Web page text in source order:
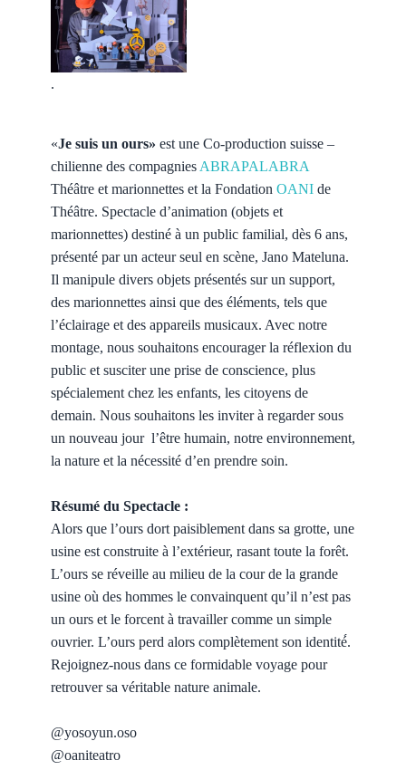
.
«Je suis un ours» est une Co-production suisse –
chilienne des compagnies ABRAPALABRA
Théâtre et marionnettes et la Fondation OANI de
Théâtre. Spectacle d’animation (objets et
marionnettes) destiné à un public familial, dès 6 ans,
présenté par un acteur seul en scène, Jano Mateluna.
Il manipule divers objets présentés sur un support,
des marionnettes ainsi que des éléments, tels que
l’éclairage et des appareils musicaux. Avec notre
montage, nous souhaitons encourager la réflexion du
public et susciter une prise de conscience, plus
spécialement chez les enfants, les citoyens de
demain. Nous souhaitons les inviter à regarder sous
un nouveau jour l’être humain, notre environnement,
la nature et la nécessité d’en prendre soin.
Résumé du Spectacle :
Alors que l’ours dort paisiblement dans sa grotte, une
usine est construite à l’extérieur, rasant toute la forêt.
L’ours se réveille au milieu de la cour de la grande
usine où des hommes le convainquent qu’il n’est pas
un ours et le forcent à travailler comme un simple
ouvrier. L’ours perd alors complètement son identité́.
Rejoignez-nous dans ce formidable voyage pour
retrouver sa véritable nature animale.
@yosoyun.oso
@oaniteatro